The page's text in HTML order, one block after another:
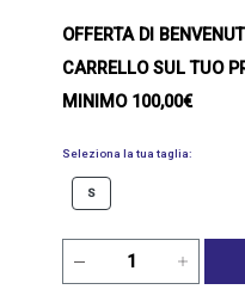
OFFERTA DI
CARRELLO SUL TUO
MINIMO 100,00€
Seleziona la tua taglia:
S